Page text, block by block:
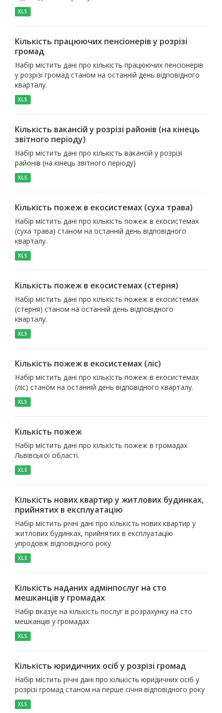
XLS
Кількість працюючих пенсіонерів у розрізі
громад
Набір містить дані про кількість працюючих пенсіонерів
у розрізі громад станом на останній день відповідного
кварталу.
XLS
Кількість вакансій у розрізі районів (на кінець
звітного періоду)
Набір містить дані про кількість вакансій у розрізі
районів (на кінець звітного періоду)
XLS
Кількість пожеж в екосистемах (суха трава)
Набір містить дані про кількість пожеж в екосистемах
(суха трава) станом на останній день відповідного
кварталу.
XLS
Кількість пожеж в екосистемах (стерня)
Набір містить дані про кількість пожеж в екосистемах
(стерня) станом на останній день відповідного
кварталу.
XLS
Кількість пожеж в екосистемах (ліс)
Набір містить дані про кількість пожеж в екосистемах
(ліс) станом на останній день відповідного кварталу.
XLS
Кількість пожеж
Набір містить дані про кількість пожеж в громадах
Львівської області.
XLS
Кількість нових квартир у житлових будинках,
прийнятих в експлуатацію
Набір містить річні дані про кількість нових квартир у
житлових будинках, прийнятих в експлуатацію
упродовж відповідного року
XLS
Кількість наданих адмінпослуг на сто
мешканців у громадах
Набір вказує на кількість послуг в розрахунку на сто
мешканців у громадах
XLS
Кількість юридичних осіб у розрізі громад
Набір містить річні дані про кількість юридичних осіб у
розрізі громад станом на перше січня відповідного року
XLS